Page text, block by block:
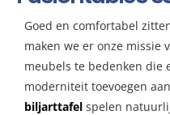
Goed en comfortabel
maken we er onze missie
meubels te bedenken die
moderniteit toevoegen
biljarttafel spelen